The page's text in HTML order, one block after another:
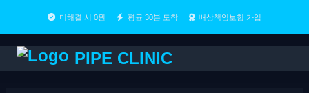
미해결 시 0원 평균 30분 도착 배상책임보험 가입
PIPE CLINIC